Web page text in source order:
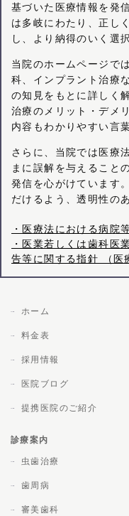
基づいた医療情報を発
は多岐にわたり、正し
し、より納得のいく選
当院のホームページで
科、インプラント治療
の知見をもとに詳しく
治療のメリット・デメ
内容もわかりやすい言
さらに、当院では医療
まに誤解を与えること
発信を心がけています
だけるよう、透明性の
・医療法における病院
・医業若しくは歯科医
告等に関する指針 （医
ホーム
料金表
採用情報
医院ブログ
提携医院のご紹介
診療案内
虫歯治療
歯周病
審美歯科